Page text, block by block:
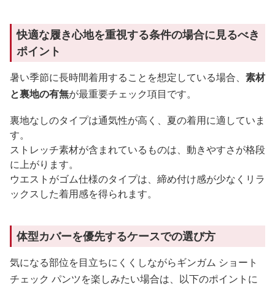
快適な履き心地を重視する条件の場合に見るべき
ポイント
暑い季節に長時間着用することを想定している場合、 素材
と裏地の有無が最重要チェック項目です。
裏地なしのタイプは通気性が高く、夏の着用に適していま
す。
ストレッチ素材が含まれているものは、動きやすさが格段
に上がります。
ウエストがゴム仕様のタイプは、締め付け感が少なくリラ
ックスした着用感を得られます。
体型カバーを優先するケースでの選び方
気になる部位を目立ちにくくしながらギンガム ショート
チェック パンツを楽しみたい場合は、以下のポイントに